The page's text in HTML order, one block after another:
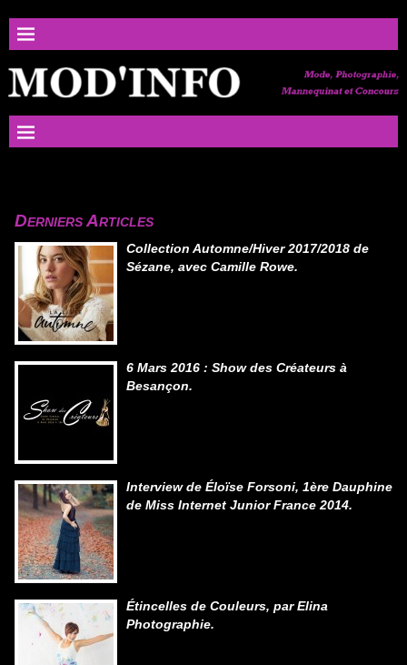
Derniers Articles
Collection Automne/Hiver 2017/2018 de
Sézane, avec Camille Rowe.
6 Mars 2016 : Show des Créateurs à
Besançon.
Interview de Éloïse Forsoni, 1ère Dauphine
de Miss Internet Junior France 2014.
Étincelles de Couleurs, par Elina
Photographie.